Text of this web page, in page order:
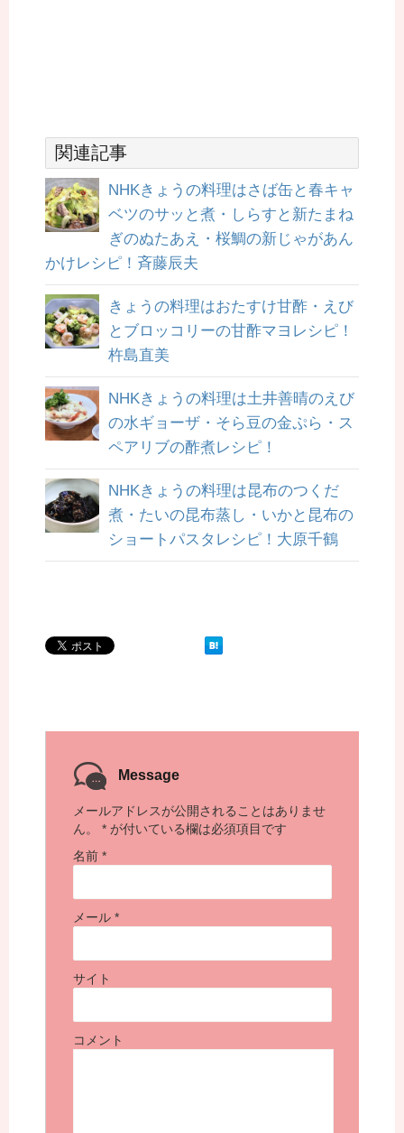
関連記事
NHKきょうの料理はさば缶と春キャ
ベツのサッと煮・しらすと新たまね
ぎのぬたあえ・桜鯛の新じゃがあん
かけレシピ！斉藤辰夫
きょうの料理はおたすけ甘酢・えび
とブロッコリーの甘酢マヨレシピ！
杵島直美
NHKきょうの料理は土井善晴のえび
の水ギョーザ・そら豆の金ぷら・ス
ペアリブの酢煮レシピ！
NHKきょうの料理は昆布のつくだ
煮・たいの昆布蒸し・いかと昆布の
ショートパスタレシピ！大原千鶴
Message
メールアドレスが公開されることはありませ
ん。
* が付いている欄は必須項目です
名前 *
メール *
サイト
コメント